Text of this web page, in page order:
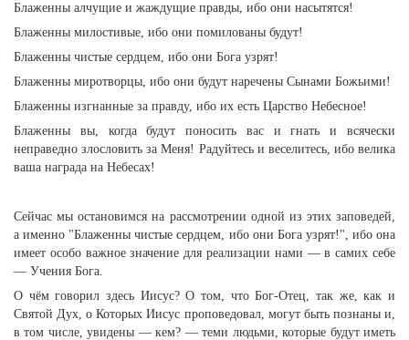
Блаженны алчущие и жаждущие правды, ибо они насытятся!
Блаженны милостивые, ибо они помилованы будут!
Блаженны чистые сердцем, ибо они Бога узрят!
Блаженны миротворцы, ибо они будут наречены Сынами Божьими!
Блаженны изгнанные за правду, ибо их есть Царство Небесное!
Блаженны вы, когда будут поносить вас и гнать и всячески
неправедно злословить за Меня! Радуйтесь и веселитесь, ибо велика
ваша награда на Небесах!
Сейчас мы остановимся на рассмотрении одной из этих заповедей,
а именно "Блаженны чистые сердцем, ибо они Бога узрят!", ибо она
имеет особо важное значение для реализации нами — в самих себе
— Учения Бога.
О чём говорил здесь Иисус? О том, что Бог-Отец, так же, как и
Святой Дух, о Которых Иисус проповедовал, могут быть познаны и,
в том числе, увидены — кем? — теми людьми, которые будут иметь